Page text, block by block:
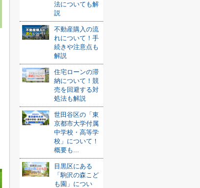
法についても解
説
不動産購入の流
れについて！手
続きや注意点も
解説
住宅ローンの滞
納について！競
売を回避する対
処法も解説
世田谷区の「東
京都市大学付属
中学校・高等学
校」について！
概要も...
目黒区にある
「駒沢の森こど
も園」につい